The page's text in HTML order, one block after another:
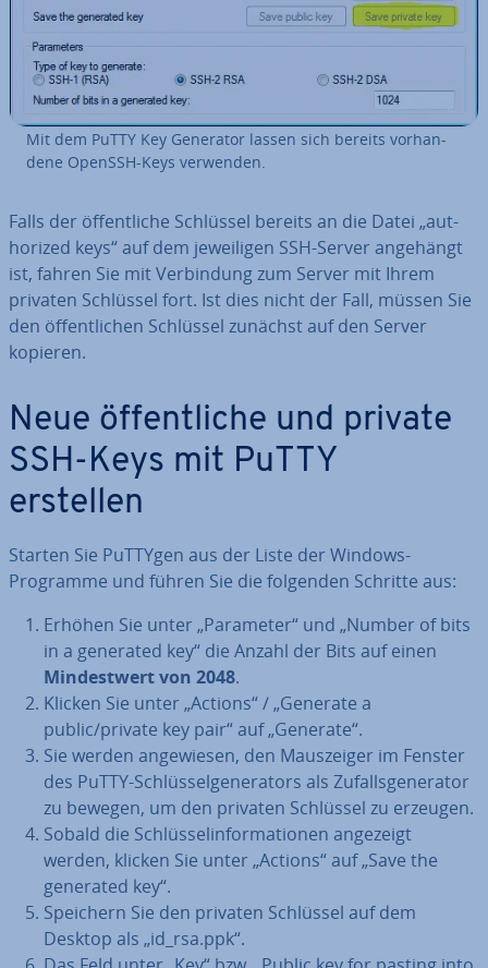
Mit dem PuTTY Key Generator lassen sich bereits vor­han­
de­ne OpenSSH-Keys verwenden.
Falls der öf­fent­li­che Schlüssel bereits an die Datei „aut­
ho­ri­zed keys“ auf dem je­wei­li­gen SSH-Server angehängt
ist, fahren Sie mit Ver­bin­dung zum Server mit Ihrem
privaten Schlüssel fort. Ist dies nicht der Fall, müssen Sie
den öf­fent­li­chen Schlüssel zunächst auf den Server
kopieren.
Neue öf­fent­li­che und private
SSH-Keys mit PuTTY
erstellen
Starten Sie PuTTYgen aus der Liste der Windows-
Programme und führen Sie die folgenden Schritte aus:
Erhöhen Sie unter „Parameter“ und „Number of bits
in a generated key“ die Anzahl der Bits auf einen
Min­dest­wert von 2048.
Klicken Sie unter „Actions“ / „Generate a
public/private key pair“ auf „Generate“.
Sie werden an­ge­wie­sen, den Maus­zei­ger im Fenster
des PuTTY-Schlüs­sel­ge­ne­ra­tors als Zu­falls­ge­nera­tor
zu bewegen, um den privaten Schlüssel zu erzeugen.
Sobald die Schlüs­sel­in­for­ma­tio­nen angezeigt
werden, klicken Sie unter „Actions“ auf „Save the
generated key“.
Speichern Sie den privaten Schlüssel auf dem
Desktop als „id_rsa.ppk“.